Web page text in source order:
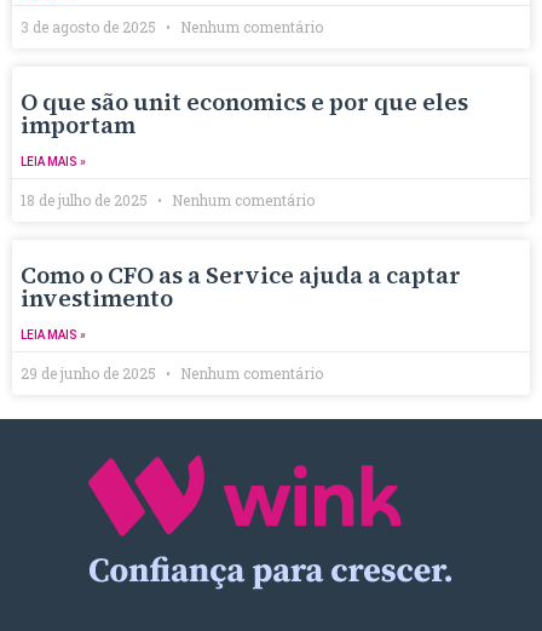
3 de agosto de 2025 Nenhum comentário
O que são unit economics e por que eles
importam
LEIA MAIS »
18 de julho de 2025 Nenhum comentário
Como o CFO as a Service ajuda a captar
investimento
LEIA MAIS »
29 de junho de 2025 Nenhum comentário